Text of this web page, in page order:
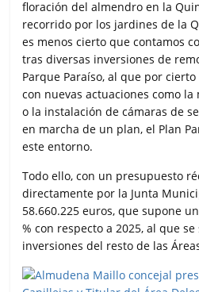
floración del almendro en la
recorrido por los jardines de la
es menos cierto que contamos
tras diversas inversiones de
Parque Paraíso, al que por
con nuevas actuaciones como
o la instalación de cámaras de
en marcha de un plan, el Plan
este entorno.
Todo ello, con un presupuesto
directamente por la Junta
58.660.225 euros, que supone
% con respecto a 2025, al que
inversiones del resto de las